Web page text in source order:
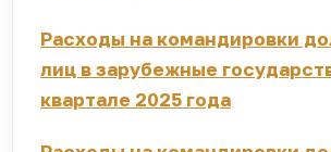
Расходы на командировки
лиц в зарубежные
квартале 2025 года